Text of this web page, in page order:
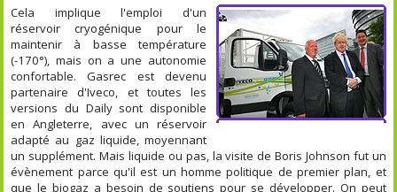
Cela implique l'emploi d'un
réservoir cryogénique pour le
maintenir à basse température
(-170°), mais on a une autonomie
confortable. Gasrec est devenu
partenaire d'Iveco, et toutes les
versions du Daily sont disponible
en Angleterre, avec un réservoir
adapté au gaz liquide, moyennant
un supplément. Mais liquide ou pas, la visite de Boris Johnson fut un
évènement parce qu'il est un homme politique de premier plan, et
que le biogaz a besoin de soutiens pour se développer. On peut